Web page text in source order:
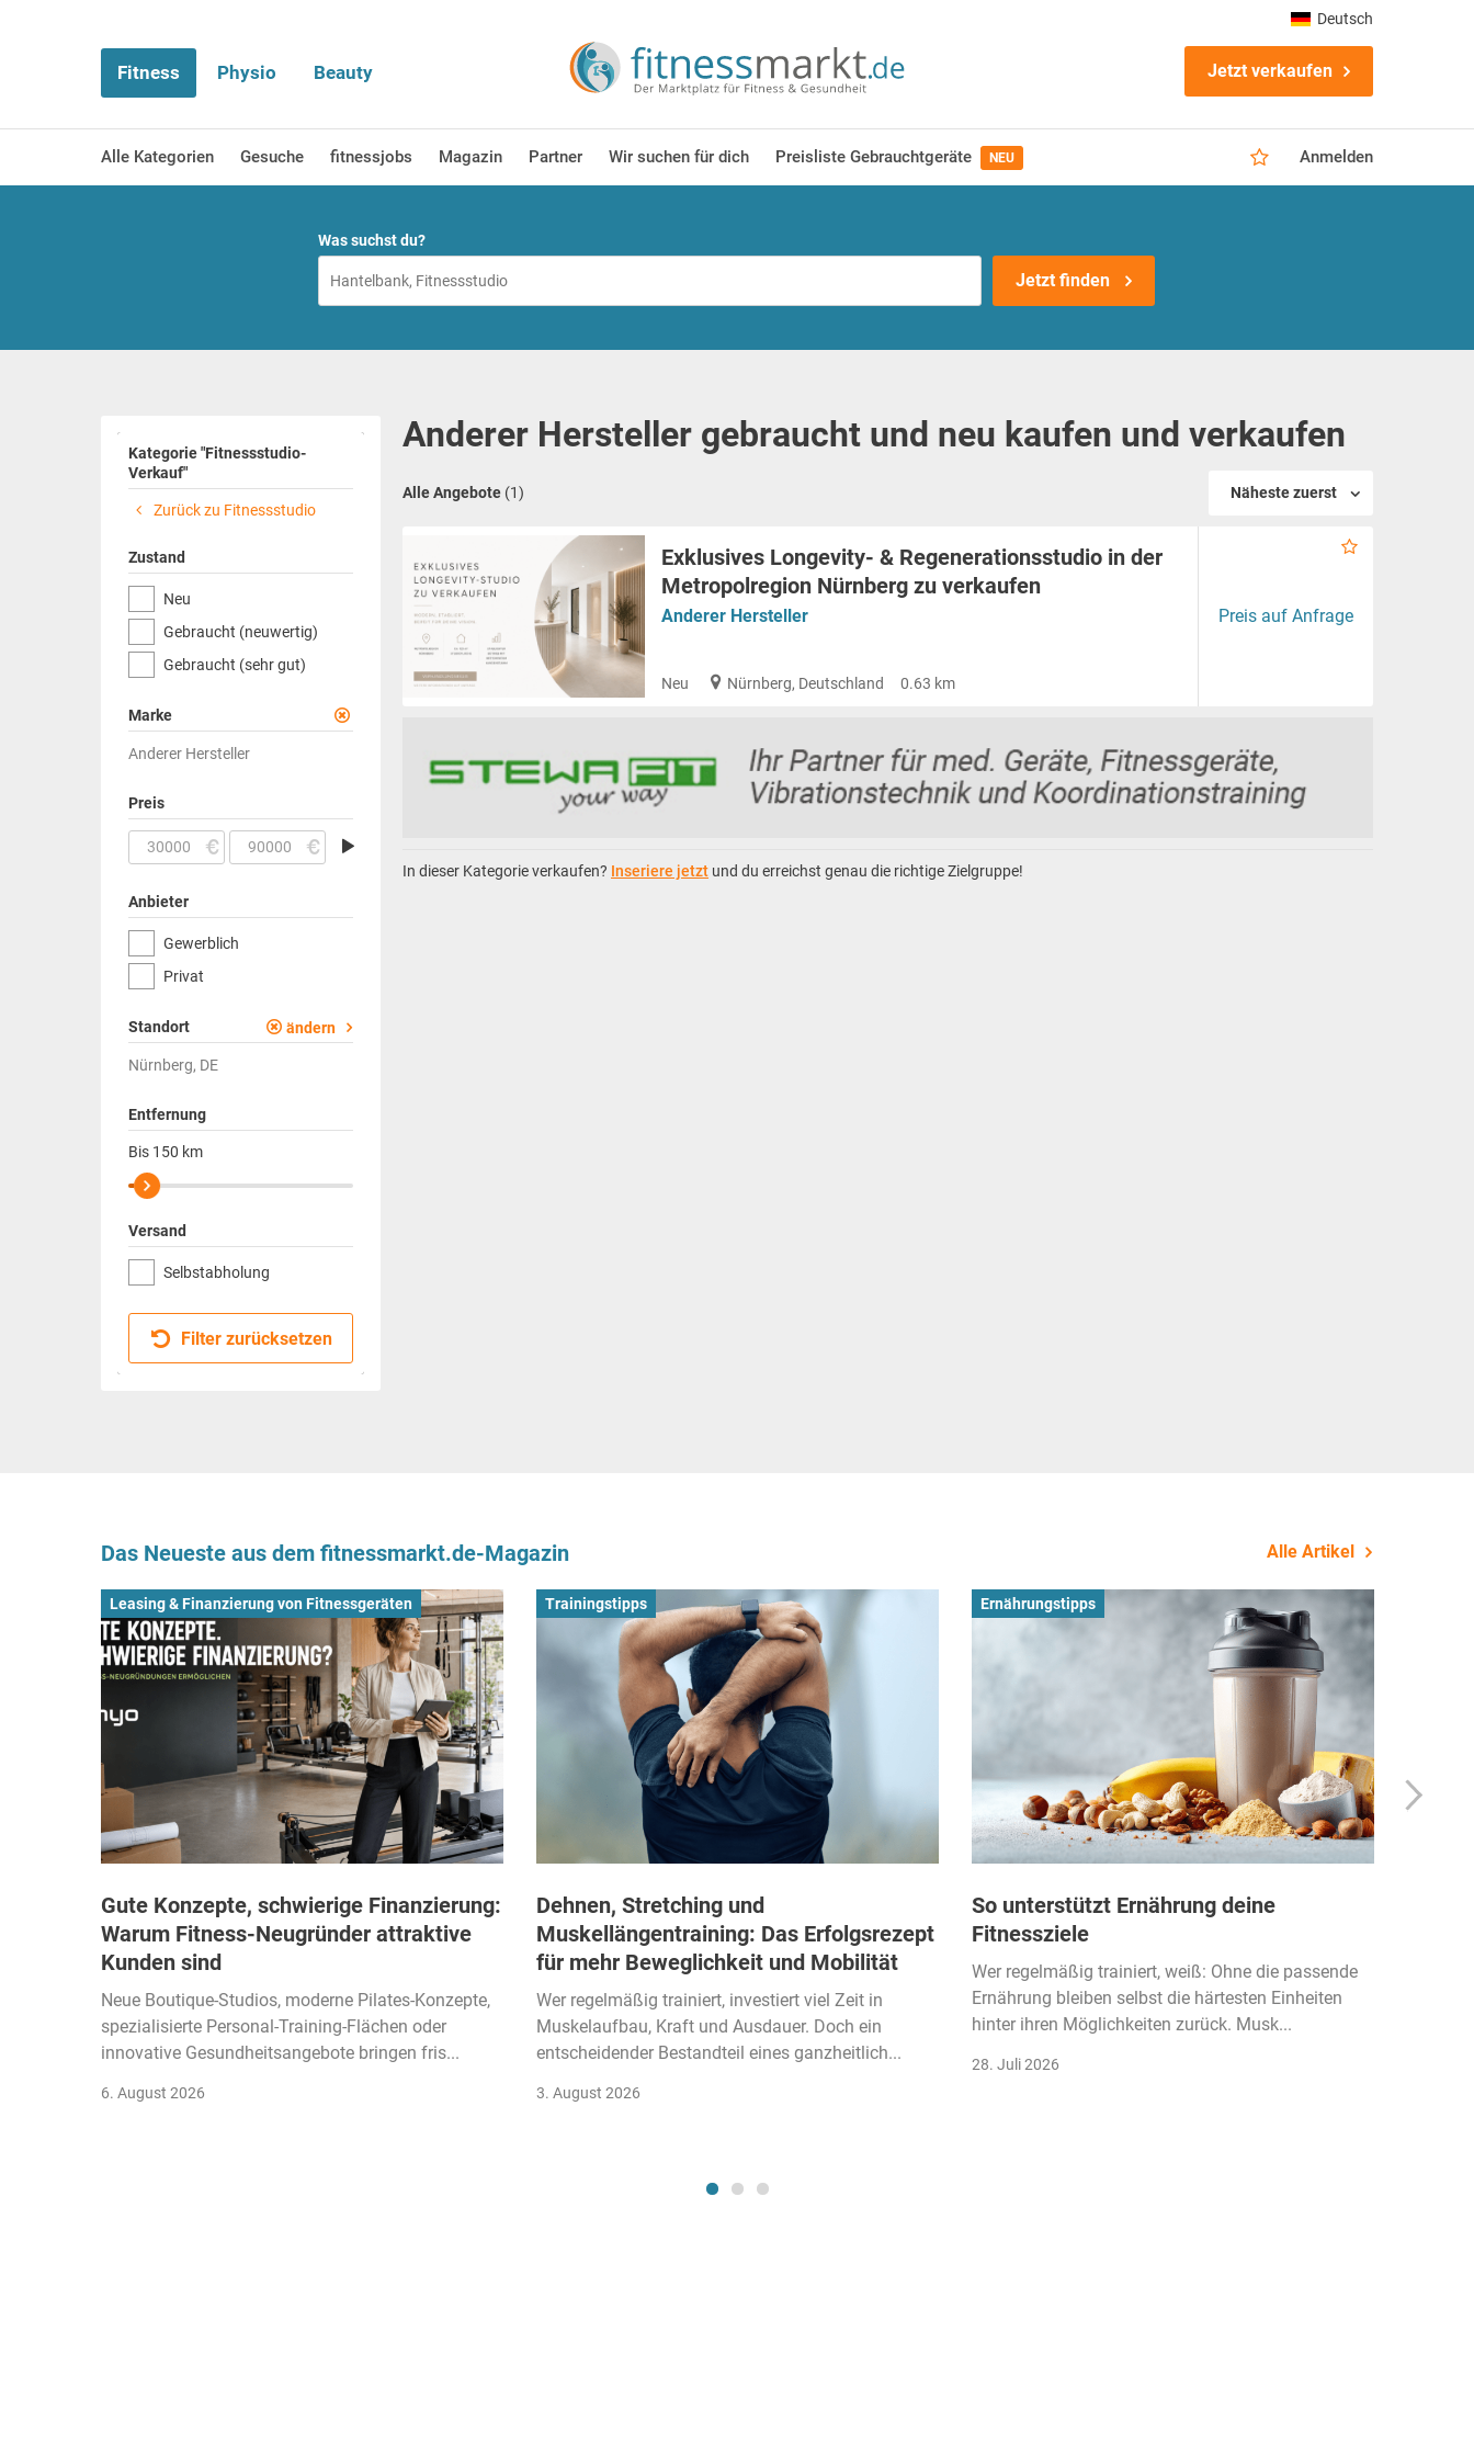
Fitness Physio Beauty Jetzt verkaufen
Alle Kategorien Gesuche fitnessjobs Magazin Partner Wir suchen für dich Preisliste Gebrauchtgeräte NEU Anmelden
Deutsch
Was suchst du?
Jetzt finden
Kategorie "Fitnessstudio-
Verkauf"
Zurück zu Fitnessstudio
Zustand
Neu
Gebraucht (neuwertig)
Gebraucht (sehr gut)
Marke
Anderer Hersteller
Preis
Anbieter
Gewerblich
Privat
Standort ändern
Nürnberg, DE
Entfernung
Bis 150 km
Versand
Selbstabholung
Filter zurücksetzen
Anderer Hersteller gebraucht und neu kaufen und verkaufen
Alle Angebote (1) Näheste zuerst
Exklusives Longevity- & Regenerationsstudio in der
Metropolregion Nürnberg zu verkaufen
Anderer Hersteller
Neu Nürnberg, Deutschland 0.63 km
Preis auf Anfrage
In dieser Kategorie verkaufen? Inseriere jetzt und du erreichst genau die richtige Zielgruppe!
Das Neueste aus dem fitnessmarkt.de-Magazin Alle Artikel
Leasing & Finanzierung von Fitnessgeräten
Gute Konzepte, schwierige Finanzierung:
Warum Fitness-Neugründer attraktive
Kunden sind
Neue Boutique-Studios, moderne Pilates-Konzepte,
spezialisierte Personal-Training-Flächen oder
innovative Gesundheitsangebote bringen fris...
6. August 2026
Trainingstipps
Dehnen, Stretching und
Muskellängentraining: Das Erfolgsrezept
für mehr Beweglichkeit und Mobilität
Wer regelmäßig trainiert, investiert viel Zeit in
Muskelaufbau, Kraft und Ausdauer. Doch ein
entscheidender Bestandteil eines ganzheitlich...
3. August 2026
Ernährungstipps
So unterstützt Ernährung deine
Fitnessziele
Wer regelmäßig trainiert, weiß: Ohne die passende
Ernährung bleiben selbst die härtesten Einheiten
hinter ihren Möglichkeiten zurück. Musk...
28. Juli 2026